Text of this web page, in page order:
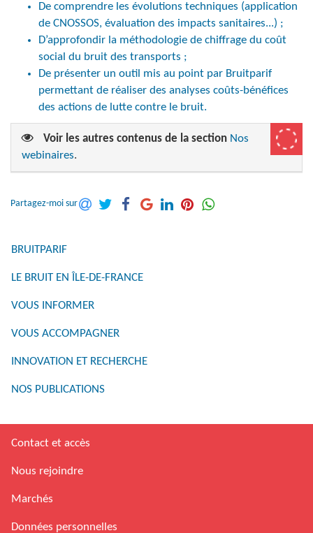
De comprendre les évolutions techniques (application
de CNOSSOS, évaluation des impacts sanitaires...) ;
D’approfondir la méthodologie de chiffrage du coût
social du bruit des transports ;
De présenter un outil mis au point par Bruitparif
permettant de réaliser des analyses coûts-bénéfices
des actions de lutte contre le bruit.
Voir les autres contenus de la section Nos
webinaires.
Partagez-moi sur
BRUITPARIF
LE BRUIT EN ÎLE-DE-FRANCE
VOUS INFORMER
VOUS ACCOMPAGNER
INNOVATION ET RECHERCHE
NOS PUBLICATIONS
Contact et accès
Nous rejoindre
Marchés
Données personnelles